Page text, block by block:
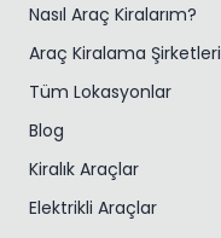
Nasıl Araç Kiralarım?
Araç Kiralama Şirketleri
Tüm Lokasyonlar
Blog
Kiralık Araçlar
Elektrikli Araçlar